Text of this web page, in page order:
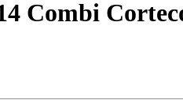
Combi